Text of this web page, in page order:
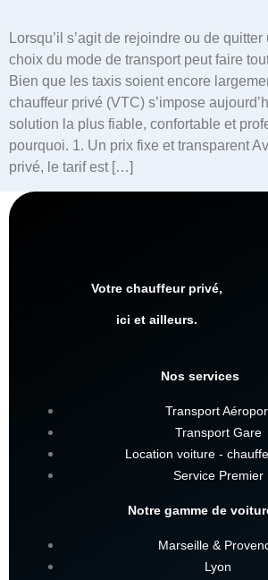
Lorsqu’il s’agit de rejoindre ou de
choix du mode de transport peut faire
Bien que les taxis soient encore
chauffeur privé (VTC) s’impose
solution la plus fiable, confortable et
pourquoi. 1. Un prix fixe et transparent
privé, le tarif est […]
Votre chauffeur privé,
ici et ailleurs.
Nos services
Transport
Transport Gare
Location voiture -
Service Premier
Notre gamme de
Marseille &
Lyon